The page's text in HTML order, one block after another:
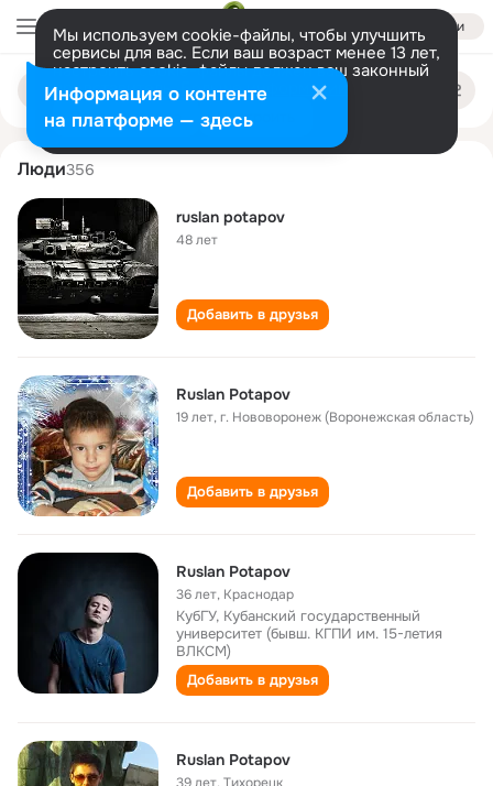
Войти
Мы используем cookie-файлы, чтобы улучшить
сервисы для вас. Если ваш возраст менее 13 лет,
настроить cookie-файлы должен ваш законный
представитель. Больше информации
Разрешить все Настроить
Поиск
людям
ruslan potapov
Люди356
ruslan potapov
48 лет
Добавить в друзья
Ruslan Potapov
19 лет,г. Нововоронеж (Воронежская область)
Добавить в друзья
Ruslan Potapov
36 лет, Краснодар
КубГУ, Кубанский государственный
университет (бывш. КГПИ им. 15-летия
ВЛКСМ)
Добавить в друзья
Ruslan Potapov
Информация о контенте
на платформе — здесь